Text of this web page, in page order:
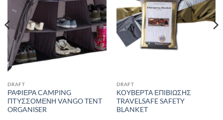
DRAFT
ΡΑΦΙΕΡΑ CAMPING
ΠΤΥΣΣΟΜΕΝΗ VANGO TENT
ORGANISER
DRAFT
ΚΟΥΒΕΡΤΑ ΕΠΙΒΙΩΣΗΣ
TRAVELSAFE SAFETY
BLANKET